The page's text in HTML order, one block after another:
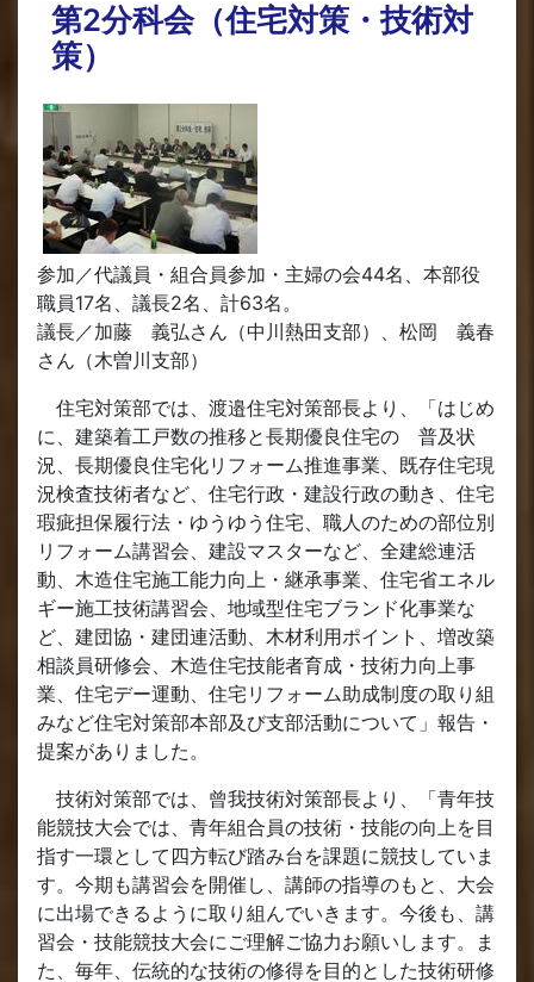
第2分科会（住宅対策・技術対
策）
参加／代議員・組合員参加・主婦の会44名、本部役
職員17名、議長2名、計63名。
議長／加藤 義弘さん（中川熱田支部）、松岡 義春
さん（木曽川支部）
住宅対策部では、渡邉住宅対策部長より、「はじめ
に、建築着工戸数の推移と長期優良住宅の 普及状
況、長期優良住宅化リフォーム推進事業、既存住宅現
況検査技術者など、住宅行政・建設行政の動き、住宅
瑕疵担保履行法・ゆうゆう住宅、職人のための部位別
リフォーム講習会、建設マスターなど、全建総連活
動、木造住宅施工能力向上・継承事業、住宅省エネル
ギー施工技術講習会、地域型住宅ブランド化事業な
ど、建団協・建団連活動、木材利用ポイント、増改築
相談員研修会、木造住宅技能者育成・技術力向上事
業、住宅デー運動、住宅リフォーム助成制度の取り組
みなど住宅対策部本部及び支部活動について」報告・
提案がありました。
技術対策部では、曾我技術対策部長より、「青年技
能競技大会では、青年組合員の技術・技能の向上を目
指す一環として四方転び踏み台を課題に競技していま
す。今期も講習会を開催し、講師の指導のもと、大会
に出場できるように取り組んでいきます。今後も、講
習会・技能競技大会にご理解ご協力お願いします。ま
た、毎年、伝統的な技術の修得を目的とした技術研修